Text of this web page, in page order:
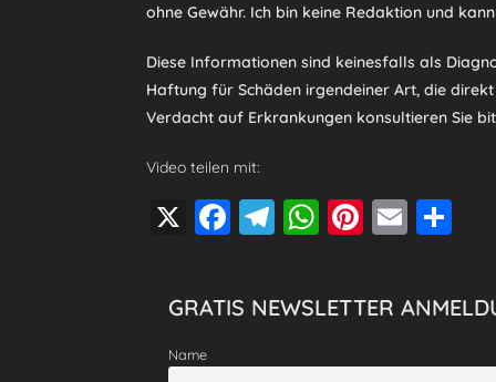
ohne Gewähr. Ich bin keine Redaktion und
Diese Informationen sind keinesfalls als
Haftung für Schäden irgendeiner Art, die
Verdacht auf Erkrankungen konsultieren Sie
Video teilen mit:
X
F
c
e
b
T
gr
a
W
s
A
Pi
e
st
E
l
n
GRATIS NEWSLETTER
Name